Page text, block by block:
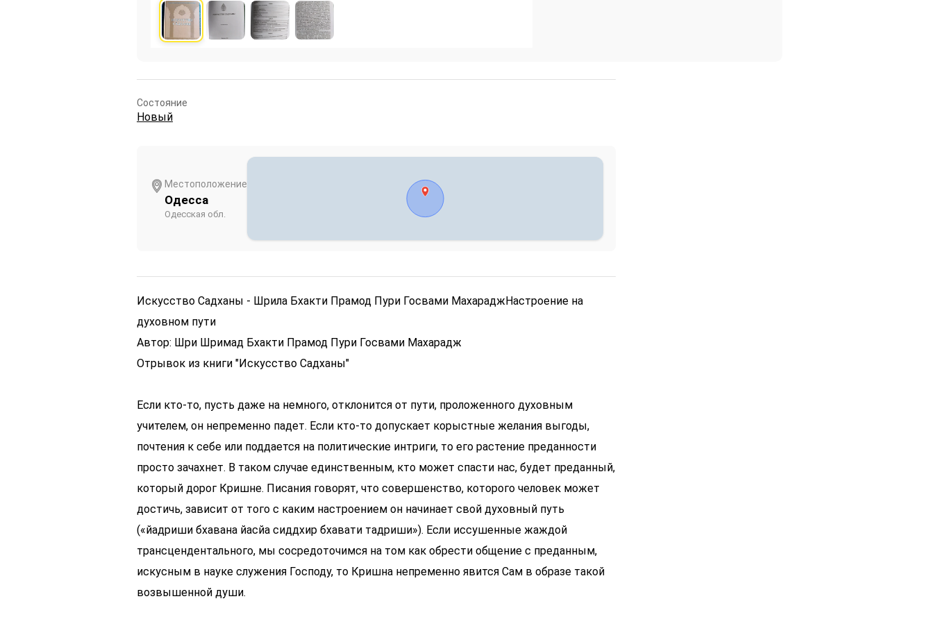
Состояние
Новый
Местоположение
Одесса
Одесская обл.
Искусство Садханы - Шрила Бхакти Прамод Пури Госвами МахараджНастроение на
духовном пути
Автор: Шри Шримад Бхакти Прамод Пури Госвами Махарадж
Отрывок из книги "Искусство Садханы"
Если кто-то, пусть даже на немного, отклонится от пути, проложенного духовным
учителем, он непременно падет. Если кто-то допускает корыстные желания выгоды,
почтения к себе или поддается на политические интриги, то его растение преданности
просто зачахнет. В таком случае единственным, кто может спасти нас, будет преданный,
который дорог Кришне. Писания говорят, что совершенство, которого человек может
достичь, зависит от того с каким настроением он начинает свой духовный путь
(«йадриши бхавана йасйа сиддхир бхавати тадриши»). Если иссушенные жаждой
трансцендентального, мы сосредоточимся на том как обрести общение с преданным,
искусным в науке служения Господу, то Кришна непременно явится Сам в образе такой
возвышенной души.